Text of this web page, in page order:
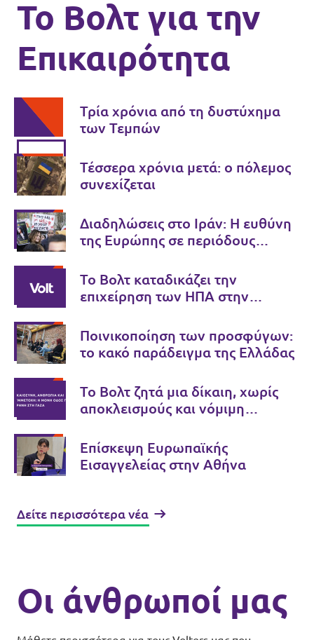
Το Βολτ για την
Επικαιρότητα
Τρία χρόνια από τη δυστύχημα
των Τεμπών
Τέσσερα χρόνια μετά: ο πόλεμος
συνεχίζεται
Διαδηλώσεις στο Ιράν: Η ευθύνη
της Ευρώπης σε περιόδους
Το Βολτ καταδικάζει την
επιχείρηση των ΗΠΑ στην
Ποινικοποίηση των προσφύγων:
το κακό παράδειγμα της Ελλάδας
Το Βολτ ζητά μια δίκαιη, χωρίς
αποκλεισμούς και νόμιμη
Επίσκεψη Ευρωπαϊκής
Εισαγγελείας στην Αθήνα
Δείτε περισσότερα νέα
Οι άνθρωποί μας